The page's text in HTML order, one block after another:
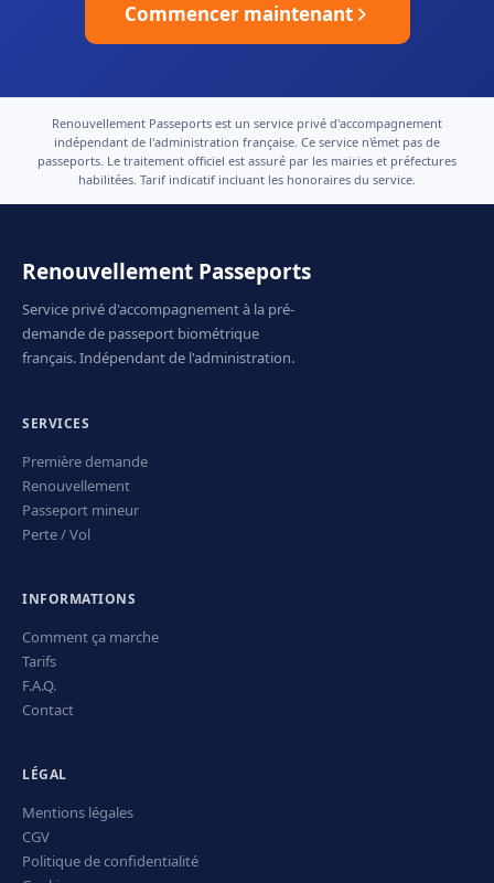
Commencer maintenant
Renouvellement Passeports est un service privé d'accompagnement
indépendant de l'administration française. Ce service n'émet pas de
passeports. Le traitement officiel est assuré par les mairies et préfectures
habilitées. Tarif indicatif incluant les honoraires du service.
Renouvellement Passeports
Service privé d'accompagnement à la pré-
demande de passeport biométrique
français. Indépendant de l'administration.
SERVICES
Première demande
Renouvellement
Passeport mineur
Perte / Vol
INFORMATIONS
Comment ça marche
Tarifs
F.A.Q.
Contact
LÉGAL
Mentions légales
CGV
Politique de confidentialité